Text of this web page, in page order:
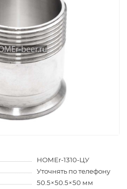
HOMEr-1310-ЦУ
Уточнять по телефону
50.5×50.5×50 мм